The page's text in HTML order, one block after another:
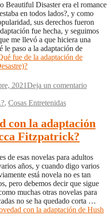
Beautiful Disaster era el romance
en todos lados?, y como
sus derechos fueron
fue hecha, y seguimos
me llevó a que hiciera una
le paso a la adaptación de
fue de la adaptación de
2021Deja un comentario
, Cosas Entretenidas
con la adaptación
Fitzpatrick?
de esas novelas para adultos
años, y cuando digo varios
está novela no es tan
pero debemos decir que sigue
muchas otras novelas para
no se ha quedado corta …
con la adaptación de Hush